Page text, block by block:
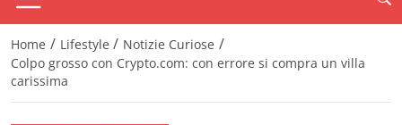
Home / Lifestyle / Notizie Curiose /
Colpo grosso con Crypto.com: con errore si compra un villa
carissima